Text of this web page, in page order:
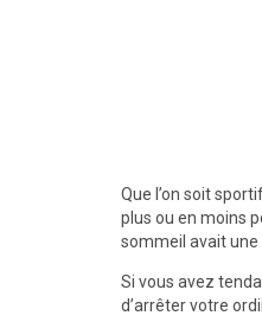
Que l’on soit
plus ou en moins
sommeil avait une
Si vous avez
d’arrêter votre